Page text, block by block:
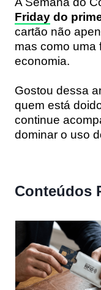
Friday do
cartão não
mas como uma
economia.
Gostou dessa
quem está
continue
dominar o uso
Conteúdos